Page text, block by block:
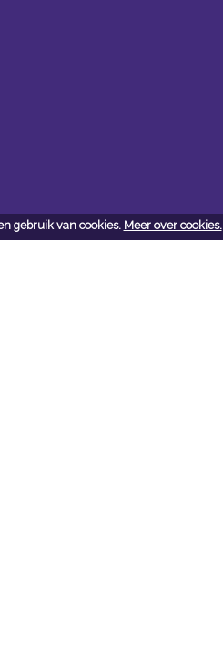
gebruik van cookies. Meer over cookies.